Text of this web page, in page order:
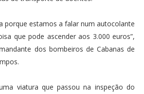
porque estamos a falar num autocolante
que pode ascender aos 3.000 euros”,
dos bombeiros de Cabanas de
viatura que passou na inspeção do